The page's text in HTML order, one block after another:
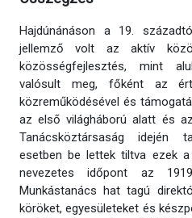
Hajdúnánáson a 19.
jellemző volt az aktív
közösségfejlesztés, mint
valósult meg, főként az
közreműködésével és
az első világháború alatt és
Tanácsköztársaság idején
esetben be lettek tiltva ezek
nevezetes időpont az
Munkástanács hat tagú
köröket, egyesületeket és